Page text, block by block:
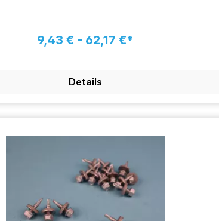
9,43 € - 62,17 €*
Details